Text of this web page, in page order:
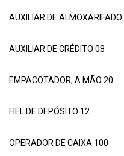
AUXILIAR DE ALMOXARIFADO
AUXILIAR DE CRÉDITO 08
EMPACOTADOR, A MÃO 20
FIEL DE DEPÓSITO 12
OPERADOR DE CAIXA 100